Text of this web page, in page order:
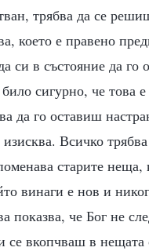
трябва да се
което е правено
си в състояние да го
сигурно, че това
да го оставиш
Всичко
старите неща,
винаги е нов и
че Бог не
се вкопчваш в